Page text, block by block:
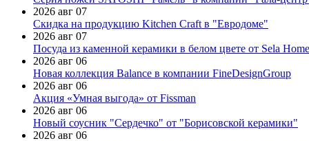
2026 авг 07
Скидка на продукцию Kitchen Craft в "Евродоме"
2026 авг 07
Посуда из каменной керамики в белом цвете от Sela Home
2026 авг 06
Новая коллекция Balance в компании FineDesignGroup
2026 авг 06
Акция «Умная выгода» от Fissman
2026 авг 06
Новый соусник "Сердечко" от "Борисовской керамики"
2026 авг 06